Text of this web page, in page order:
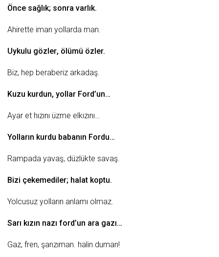
Önce sağlık; sonra varlık.
Ahirette iman yollarda man.
Uykulu gözler, ölümü özler.
Biz, hep beraberiz arkadaş.
Kuzu kurdun, yollar Ford’un…
Ayar et hızını üzme elkızını…
Yolların kurdu babanın Fordu…
Rampada yavaş, düzlükte savaş.
Bizi çekemediler; halat koptu.
Yolcusuz yolların anlamı olmaz.
Sarı kızın nazı ford’un ara gazı…
Gaz, fren, şanzıman. halin duman!